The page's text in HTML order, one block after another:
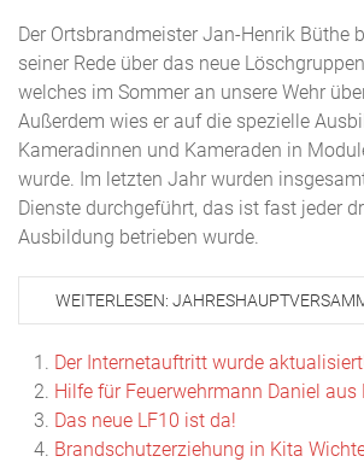
Der Ortsbrandmeister Jan-Henrik Büthe
seiner Rede über das neue
welches im Sommer an unsere Wehr
Außerdem wies er auf die spezielle
Kameradinnen und Kameraden in
wurde. Im letzten Jahr wurden
Dienste durchgeführt, das ist fast jeder
Ausbildung betrieben wurde.
WEITERLESEN:
Der Internetauftritt wurde
Hilfe für Feuerwehrmann Daniel aus
Das neue LF10 ist da!
Brandschutzerziehung in Kita